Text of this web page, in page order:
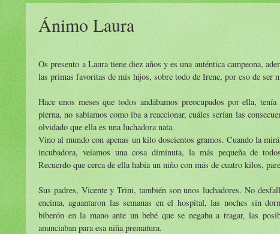
Ánimo Laura
Os presento a Laura tiene diez años y es una auténtica campeona,
las primas favoritas de mis hijos, sobre todo de Irene, por eso de ser
Hace unos meses que todos andábamos preocupados por ella,
pierna, no sabíamos como iba a reaccionar, cuáles serían las
olvidado que ella es una luchadora nata.
Vino al mundo con apenas un kilo doscientos gramos. Cuando la
incubadora, veíamos una cosa diminuta, la más pequeña de
Recuerdo que cerca de ella había un niño con más de cuatro kilos,
Sus padres, Vicente y Trini, también son unos luchadores. No
encima, aguantaron las semanas en el hospital, las noches sin
biberón en la mano ante un bebé que se negaba a tragar, las
anunciaban para esa niña prematura.